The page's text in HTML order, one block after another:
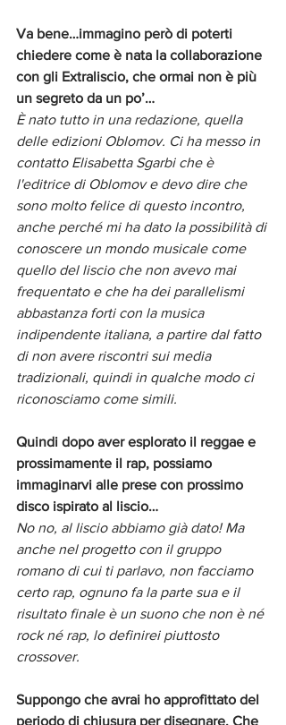
Va bene…immagino però di poterti
chiedere come è nata la collaborazione
con gli Extraliscio, che ormai non è più
un segreto da un po’…
È nato tutto in una redazione, quella
delle edizioni Oblomov. Ci ha messo in
contatto Elisabetta Sgarbi che è
l'editrice di Oblomov e devo dire che
sono molto felice di questo incontro,
anche perché mi ha dato la possibilità di
conoscere un mondo musicale come
quello del liscio che non avevo mai
frequentato e che ha dei parallelismi
abbastanza forti con la musica
indipendente italiana, a partire dal fatto
di non avere riscontri sui media
tradizionali, quindi in qualche modo ci
riconosciamo come simili.
Quindi dopo aver esplorato il reggae e
prossimamente il rap, possiamo
immaginarvi alle prese con prossimo
disco ispirato al liscio…
No no, al liscio abbiamo già dato! Ma
anche nel progetto con il gruppo
romano di cui ti parlavo, non facciamo
certo rap, ognuno fa la parte sua e il
risultato finale è un suono che non è né
rock né rap, lo definirei piuttosto
crossover.
Suppongo che avrai ho approfittato del
periodo di chiusura per disegnare. Che